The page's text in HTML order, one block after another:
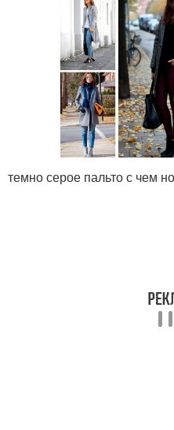
темно серое пальто с чем